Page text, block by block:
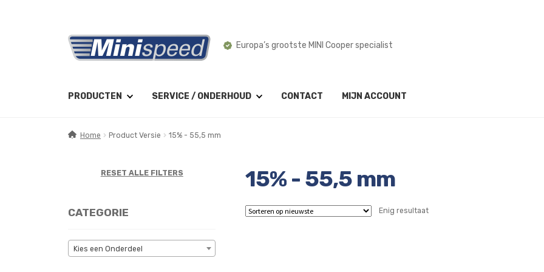
Ga
door
naar
Ga
naar
de
Europa’s grootste MINI Cooper specialist
PRODUCTEN SERVICE / ONDERHOUD CONTACT MIJN ACCOUNT
Home Product Versie 15% - 55,5 mm
15% - 55,5 mm
Enig resultaat
RESET ALLE FILTERS
CATEGORIE
Kies een Onderdeel